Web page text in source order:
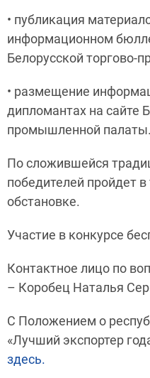
• публикация
информационном
Белорусской торгово-
• размещение
дипломантах на сайте
промышленной палаты.
По сложившейся
победителей пройдет
обстановке.
Участие в конкурсе
Контактное лицо по
– Коробец Наталья
С Положением о
«Лучший экспортер
здесь.